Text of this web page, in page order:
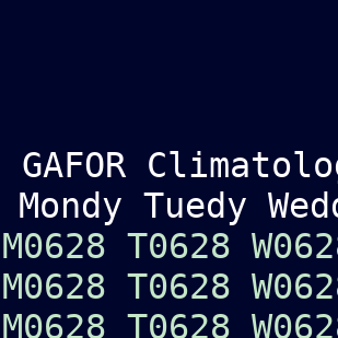
GAFOR
Mondy Tuedy
M0628 T0628 W062
M0628 T0628 W062
M0628 T0628 W062